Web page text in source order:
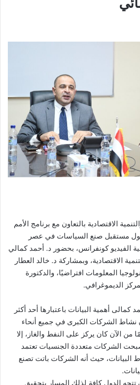
الاقتصادية بالتعاون مع برنامج الأمم
حول مستقبل صنع السياسات في عصر
الفيديو كونفرانس، بحضور د. أحمد كمالي
الاقتصادية، وبمشاركة د. خالد العطار
المعلومات افتراضيًا، والدكتورة
الديموغرافي.
كمالى أهمية البيانات باعتبارها أحد أكثر
نشاط الشركات الكبرى في جميع أنحاء
قبل حوالي ٢٠ عامًا من الآن كان يركز على النفط والغاز، إلا
الشركات متعددة الجنسيات تعتمد
حيث أنه الشركات باتت تصنع
الدول كافة لذلك المسار بتحقيق